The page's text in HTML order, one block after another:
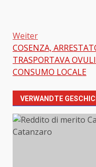
Weiter
COSENZA,
TRASPORTAVA
CONSUMO LOCALE
VERWANDTE